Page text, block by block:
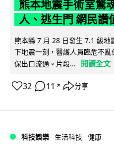
熊本地震手術室驚
人、逃生門 網民讚
熊本縣 7 月 28 日發生 7.1 級地
下地震一刻，醫護人員臨危不
保出口流通。片段...
閱讀全文
32 11 ↗ 分享
科技娛樂 生活科技 健康